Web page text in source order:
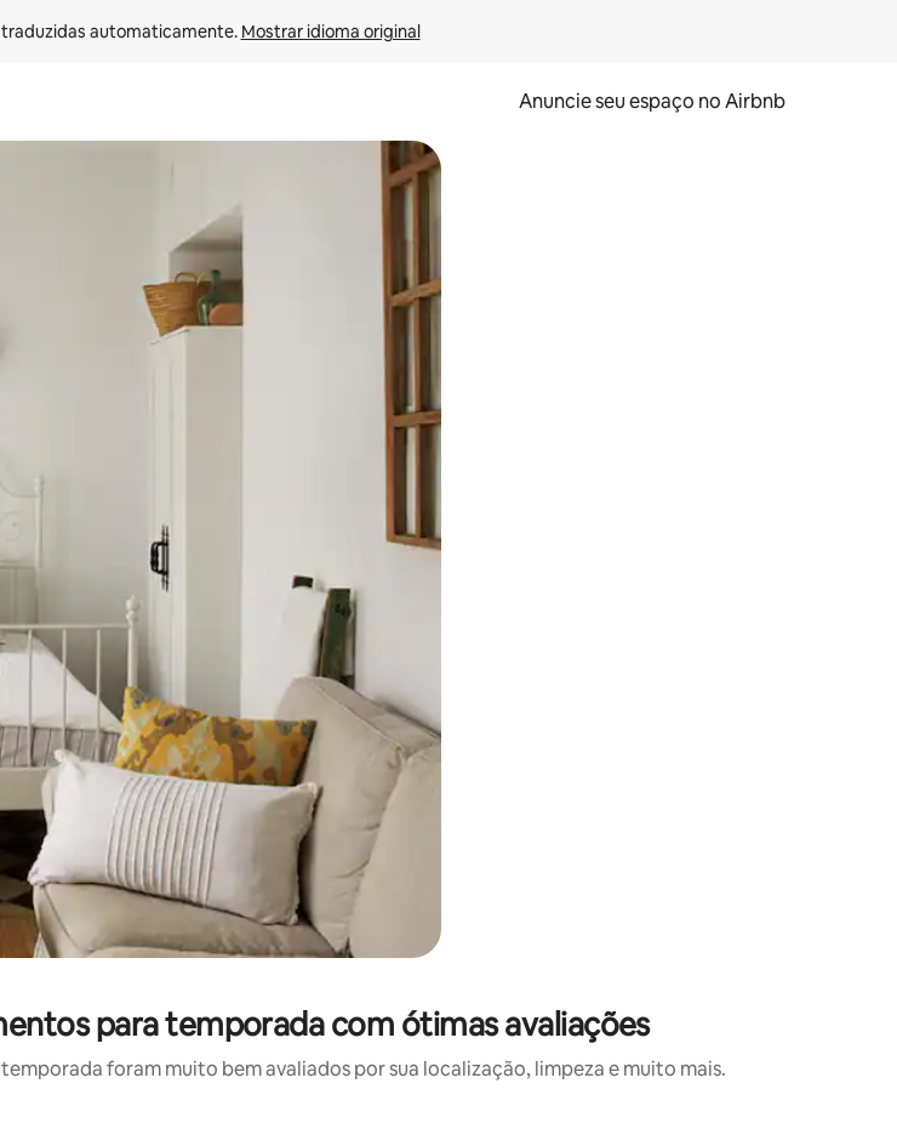
automaticamente. Mostrar idioma original
Anuncie seu espaço no Airbnb
cima e para baixo do teclado ou tocando e deslizando o dedo na tela.
para temporada com ótimas avaliações
foram muito bem avaliados por sua localização, limpeza e muito mais.